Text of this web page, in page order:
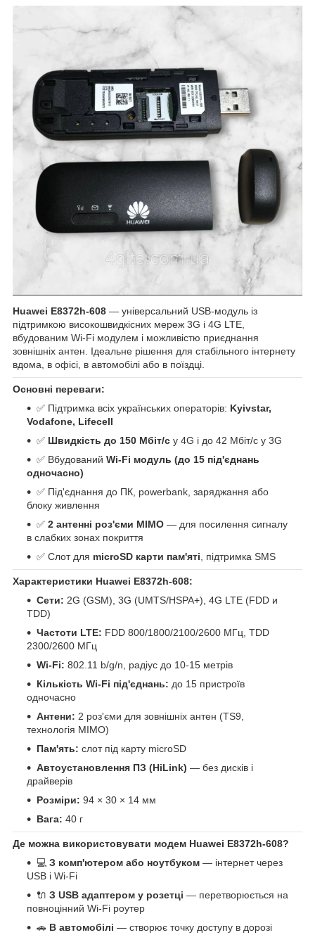
Huawei E8372h-608 — універсальний USB-модуль із
підтримкою високошвидкісних мереж 3G і 4G LTE,
вбудованим Wi-Fi модулем і можливістю приєднання
зовнішніх антен. Ідеальне рішення для стабільного інтернету
вдома, в офісі, в автомобілі або в поїздці.
Основні переваги:
✅ Підтримка всіх українських операторів: Kyivstar,
Vodafone, Lifecell
✅ Швидкість до 150 Мбіт/с у 4G і до 42 Мбіт/с у 3G
✅ Вбудований Wi-Fi модуль (до 15 під'єднань
одночасно)
✅ Під'єднання до ПК, powerbank, заряджання або
блоку живлення
✅ 2 антенні роз'єми MIMO — для посилення сигналу
в слабких зонах покриття
✅ Слот для microSD карти пам'яті , підтримка SMS
Характеристики Huawei E8372h-608:
Сети: 2G (GSM), 3G (UMTS/HSPA+), 4G LTE (FDD и
TDD)
Частоти LTE: FDD 800/1800/2100/2600 МГц, TDD
2300/2600 МГц
Wi-Fi: 802.11 b/g/n, радіус до 10-15 метрів
Кількість Wi-Fi під'єднань: до 15 пристроїв
одночасно
Антени: 2 роз'єми для зовнішніх антен (TS9,
технологія MIMO)
Пам'ять: слот під карту microSD
Автоустановлення ПЗ (HiLink) — без дисків і
драйверів
Розміри: 94 × 30 × 14 мм
Вага: 40 г
Де можна використовувати модем Huawei E8372h-608?
💻 З комп'ютером або ноутбуком — інтернет через
USB і Wi-Fi
🔌 З USB адаптером у розетці — перетворюється на
повноцінний Wi-Fi роутер
🚗 В автомобілі — створює точку доступу в дорозі